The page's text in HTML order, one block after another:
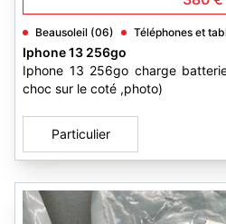
Beausoleil (06) Téléphones et
Iphone 13 256go
Iphone 13 256go charge
choc sur le coté ,photo)
Particulier